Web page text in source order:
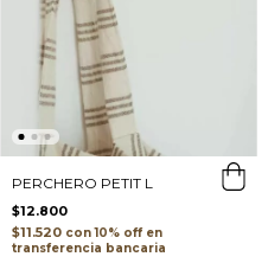
PERCHERO PETIT L
$12.800
$11.520 con
transferencia bancaria